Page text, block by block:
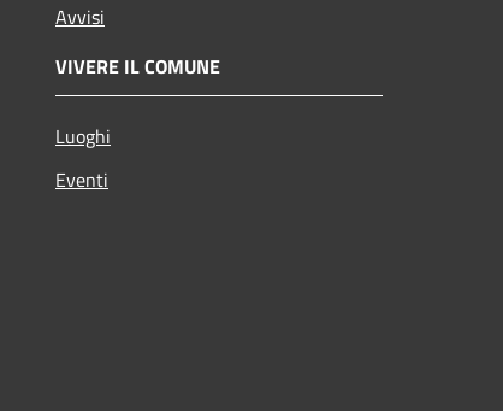
Avvisi
VIVERE IL COMUNE
Luoghi
Eventi